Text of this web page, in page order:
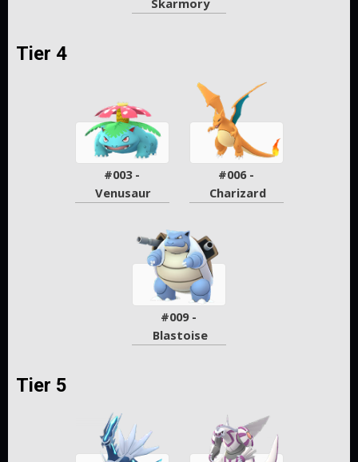
Skarmory
Tier 4
#003 -
Venusaur
#006 -
Charizard
#009 -
Blastoise
Tier 5